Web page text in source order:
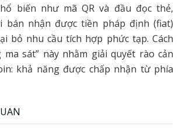
biến như mã QR và đầu đọc thẻ,
bán nhận được tiền pháp định (fiat)
bỏ nhu cầu tích hợp phức tạp. Cách
ma sát” này nhằm giải quyết rào cản
khả năng được chấp nhận từ phía